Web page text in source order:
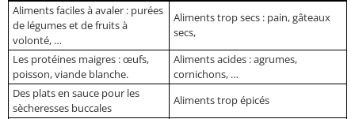
Aliments faciles à avaler : purées
de légumes et de fruits à
volonté, …
Aliments trop secs : pain, gâteaux
secs,
Les protéines maigres : œufs,
poisson, viande blanche.
Aliments acides : agrumes,
cornichons, …
Des plats en sauce pour les
sècheresses buccales
Aliments trop épicés